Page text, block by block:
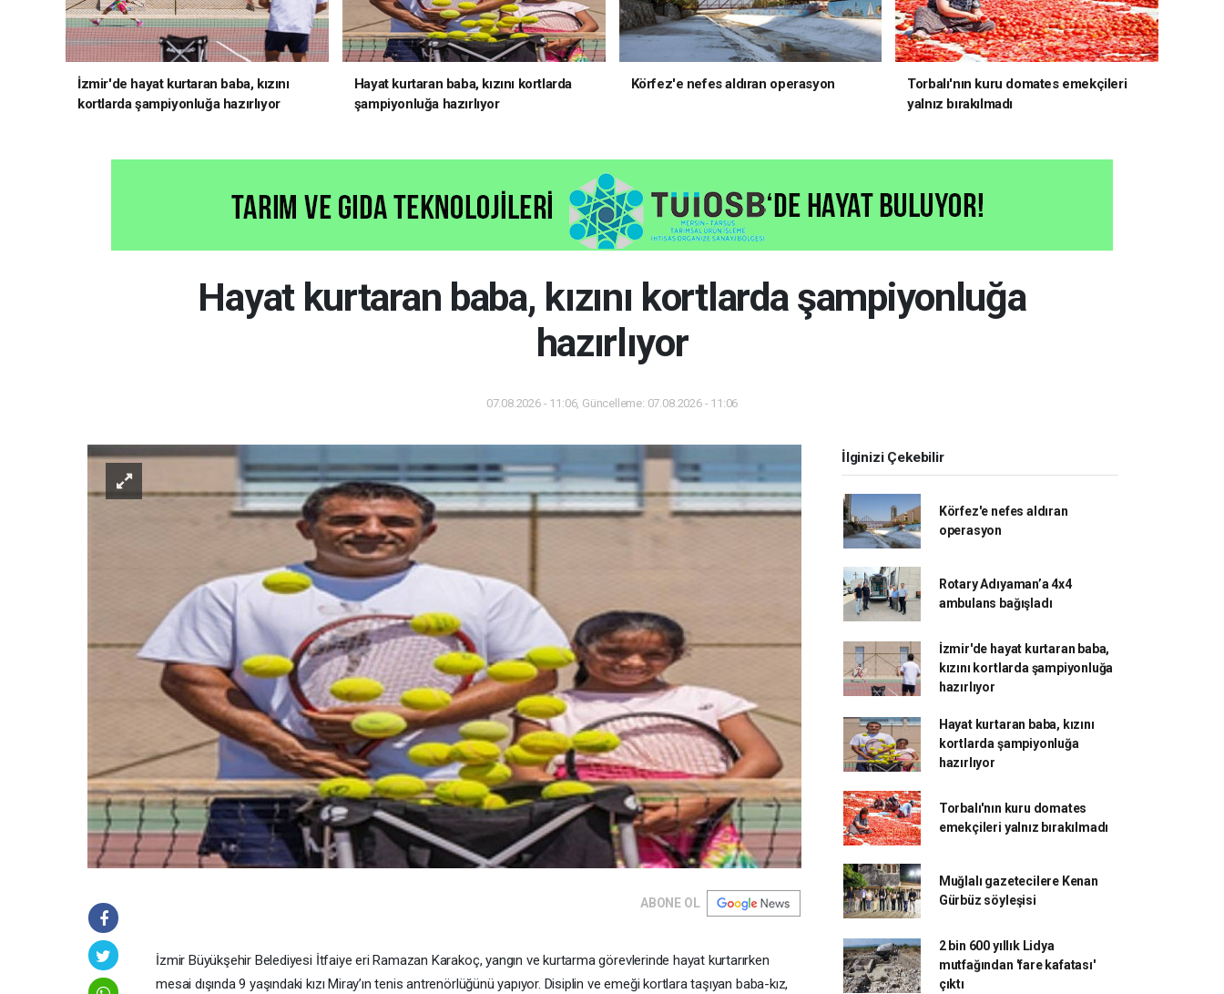
İzmir'de hayat kurtaran baba, kızını
kortlarda şampiyonluğa hazırlıyor
Hayat kurtaran baba, kızını kortlarda
şampiyonluğa hazırlıyor
Körfez'e nefes aldıran operasyon
Torbalı'nın kuru domates emekçileri
yalnız bırakılmadı
Hayat kurtaran baba, kızını kortlarda şampiyonluğa
hazırlıyor
07.08.2026 - 11:06, Güncelleme: 07.08.2026 - 11:06
ABONE OL
İzmir Büyükşehir Belediyesi İtfaiye eri Ramazan Karakoç, yangın ve kurtarma görevlerinde hayat kurtarırken
mesai dışında 9 yaşındaki kızı Miray’ın tenis antrenörlüğünü yapıyor. Disiplin ve emeği kortlara taşıyan baba-kız,
İlginizi Çekebilir
Körfez'e nefes aldıran
operasyon
Rotary Adıyaman’a 4x4
ambulans bağışladı
İzmir'de hayat kurtaran baba,
kızını kortlarda şampiyonluğa
hazırlıyor
Hayat kurtaran baba, kızını
kortlarda şampiyonluğa
hazırlıyor
Torbalı'nın kuru domates
emekçileri yalnız bırakılmadı
Muğlalı gazetecilere Kenan
Gürbüz söyleşisi
2 bin 600 yıllık Lidya
mutfağından 'fare kafatası'
çıktı